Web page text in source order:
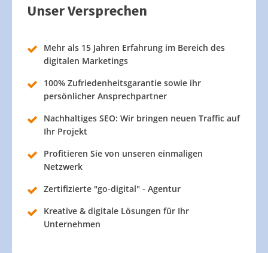
Unser Versprechen
Mehr als 15 Jahren Erfahrung im Bereich des
digitalen Marketings
100% Zufriedenheitsgarantie sowie ihr
persönlicher Ansprechpartner
Nachhaltiges SEO: Wir bringen neuen Traffic auf
Ihr Projekt
Profitieren Sie von unseren einmaligen
Netzwerk
Zertifizierte "go-digital" - Agentur
Kreative & digitale Lösungen für Ihr
Unternehmen